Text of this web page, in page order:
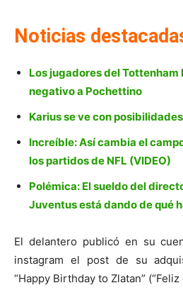
Noticias
Los jugadores del Tottenham
negativo a Pochettino
Karius se ve con
Increíble: Así cambia el
los partidos de NFL (VIDEO)
Polémica: El sueldo del
Juventus está dando de qué
El delantero publicó en su
instagram el post de su
“Happy Birthday to Zlatan”